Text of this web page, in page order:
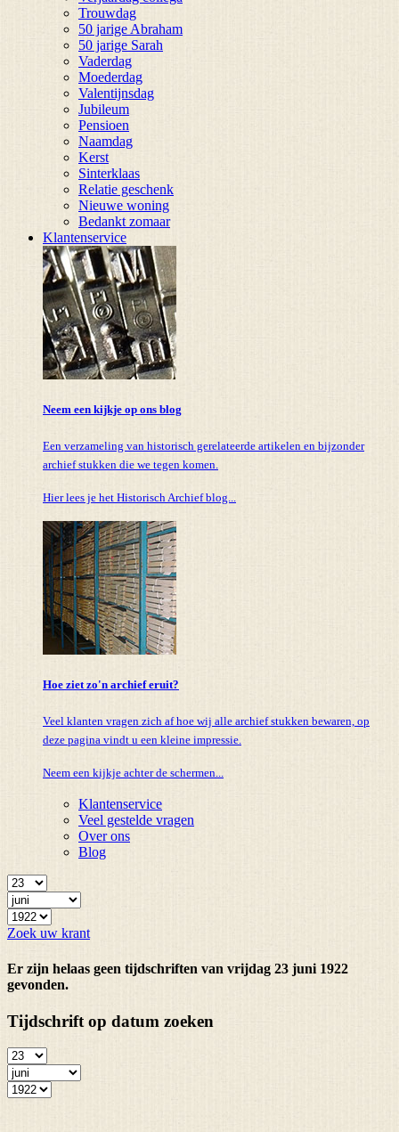
Trouwdag
50 jarige Abraham
50 jarige Sarah
Vaderdag
Moederdag
Valentijnsdag
Jubileum
Pensioen
Naamdag
Kerst
Sinterklaas
Relatie geschenk
Nieuwe woning
Bedankt zomaar
Klantenservice
Neem een kijkje op ons blog
Een verzameling van historisch gerelateerde artikelen en bijzonder
archief stukken die we tegen komen.
Hier lees je het Historisch Archief blog...
Hoe ziet zo'n archief eruit?
Veel klanten vragen zich af hoe wij alle archief stukken bewaren, op
deze pagina vindt u een kleine impressie.
Neem een kijkje achter de schermen...
Klantenservice
Veel gestelde vragen
Over ons
Blog
Zoek uw krant
Er zijn helaas geen tijdschriften van vrijdag 23 juni 1922
gevonden.
Tijdschrift op datum zoeken